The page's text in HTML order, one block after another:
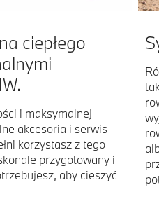
ciepłego
i maksymalnej
akcesoria i serwis
korzystasz z tego
przygotowany i
aby cieszyć